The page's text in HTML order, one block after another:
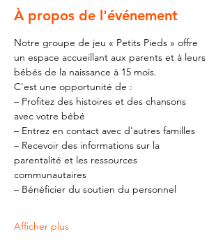
À propos de l'événement
Notre groupe de jeu « Petits Pieds » offre
un espace accueillant aux parents et à leurs
bébés de la naissance à 15 mois.
C'est une opportunité de :
– Profitez des histoires et des chansons
avec votre bébé
– Entrez en contact avec d'autres familles
– Recevoir des informations sur la
parentalité et les ressources
communautaires
– Bénéficier du soutien du personnel
Afficher plus